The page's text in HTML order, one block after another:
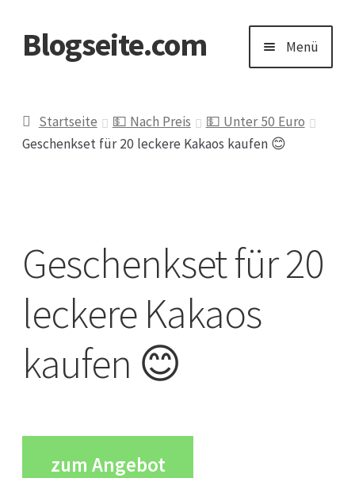
Zur
Navigation
Zum
Blogseite.com Menü
Datenschutzerklärung
Keine Ahnung welches Geschenk?
Startseite 💵 Nach Preis
💵 Unter 50 Euro
Geschenkset für 20 leckere Kakaos kaufen 😊
Geschenkset für 20
leckere Kakaos
kaufen 😊
zum Angebot